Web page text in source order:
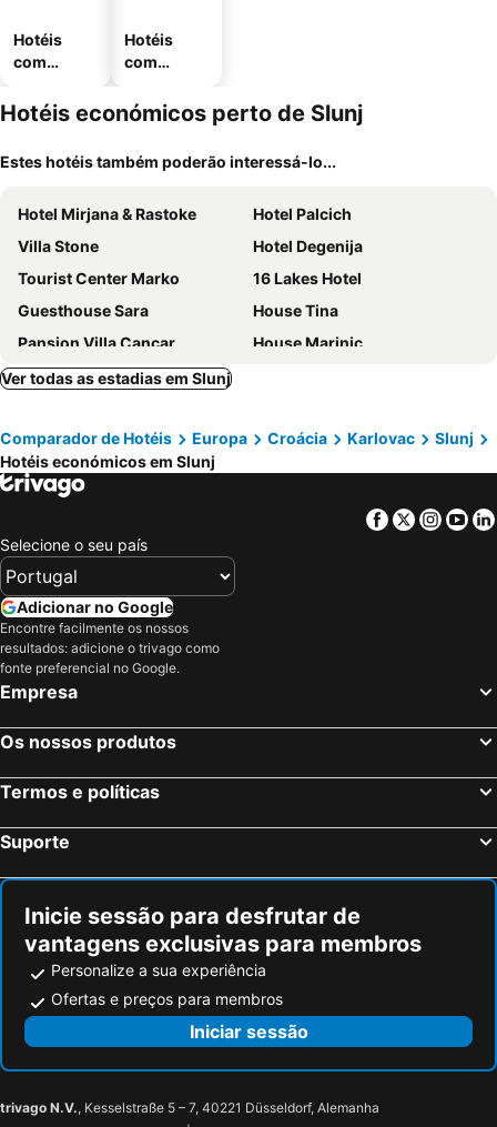
Hotéis
com
Hotéis
com
mento
Hotéis económicos perto de Slunj
Estes hotéis também poderão interessá-lo...
Hotel Mirjana & Rastoke
Hotel Palcich
Villa Stone
Hotel Degenija
Tourist Center Marko
16 Lakes Hotel
Guesthouse Sara
House Tina
Pansion Villa Cancar
House Marinic
Guesthouse Franjkovic
Ver todas as estadias em Slunj
Comparador de Hotéis Europa Croácia Karlovac
Slunj
Hotéis económicos em Slunj
Facebook
Twitter
Selecione o seu país
Adicionar no Google
Encontre facilmente os nossos
resultados: adicione o trivago como
fonte preferencial no Google.
Empresa
Os nossos produtos
Termos e políticas
Suporte
Inicie sessão para desfrutar de
vantagens exclusivas para membros
Personalize a sua experiência
Ofertas e preços para membros
Iniciar sessão
trivago N.V., Kesselstraße 5 – 7, 40221 Düsseldorf, Alemanha